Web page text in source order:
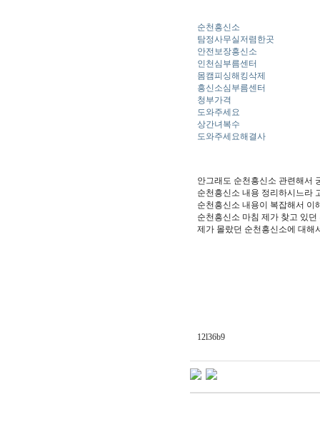
순천흥신소
탐정사무실저렴한곳
안전보장흥신소
인천심부름센터
몸캠피싱해킹삭제
흥신소심부름센터
청부가격
도와주세요
상간녀복수
도와주세요해결사
안그래도 순천흥신소 관련해서
순천흥신소 내용 정리하시느라
순천흥신소 내용이 복잡해서 이
순천흥신소 마침 제가 찾고 있
제가 몰랐던 순천흥신소에 대해
12l36b9